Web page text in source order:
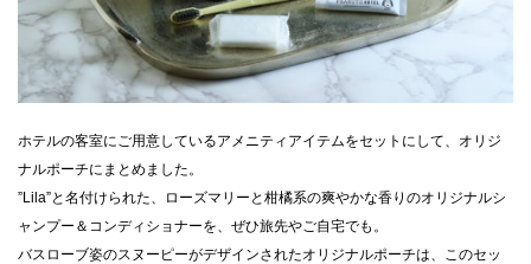
ホテルの客室にご用意しているアメニティアイテムをセットにして、オリジ
ナルポーチにまとめました。
”Lila”と名付けられた、ローズマリーと柑橘系の爽やかな香りのオリジナルシ
ャンプー＆コンディショナーを、ぜひ旅先やご自宅でも。
バスローブ姿のスヌーピーがデザインされたオリジナルポーチは、このセッ